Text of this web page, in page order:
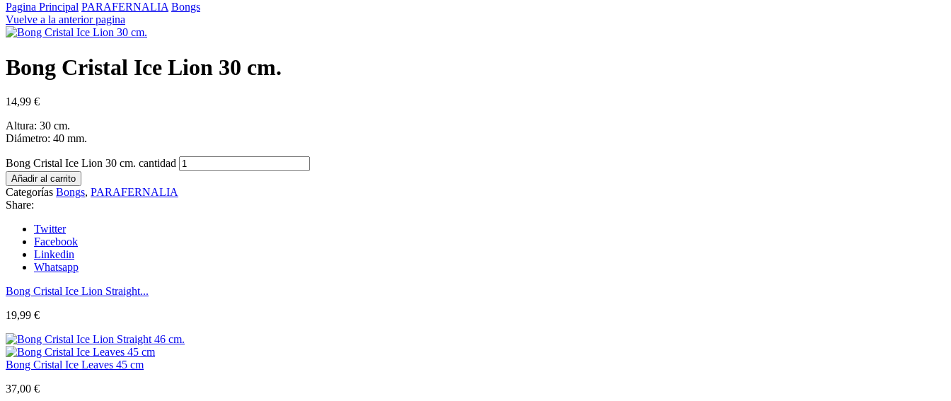
Pagina Principal PARAFERNALIA Bongs
Vuelve a la anterior pagina
Bong Cristal Ice Lion 30 cm.
14,99 €
Altura: 30 cm.
Diámetro: 40 mm.
Bong Cristal Ice Lion 30 cm. cantidad
Añadir al carrito
Categorías Bongs, PARAFERNALIA
Share:
Twitter
Facebook
Linkedin
Whatsapp
Bong Cristal Ice Lion Straight...
19,99 €
Bong Cristal Ice Leaves 45 cm
37,00 €